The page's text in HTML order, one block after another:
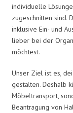
individuelle
zugeschnitten sind.
inklusive Ein- und
lieber bei der
möchtest.
Unser Ziel ist es,
gestalten. Deshalb
Möbeltransport,
Beantragung von